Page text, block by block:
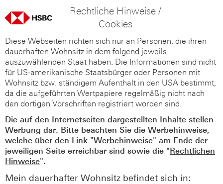
Rechtliche Hinweise /
Cookies
Diese Webseiten richten sich nur an Personen, die ihren
dauerhaften Wohnsitz in dem folgend jeweils
auszuwählenden Staat haben. Die Informationen sind nicht
für US-amerikanische Staatsbürger oder Personen mit
Wohnsitz bzw. ständigem Aufenthalt in den USA bestimmt,
da die aufgeführten Wertpapiere regelmäßig nicht nach
den dortigen Vorschriften registriert worden sind.
Die auf den Internetseiten dargestellten Inhalte stellen
Werbung dar. Bitte beachten Sie die Werbehinweise,
welche über den Link "Werbehinweise" am Ende der
jeweiligen Seite erreichbar sind sowie die "Rechtlichen
Hinweise".
Mein dauerhafter Wohnsitz befindet sich in: